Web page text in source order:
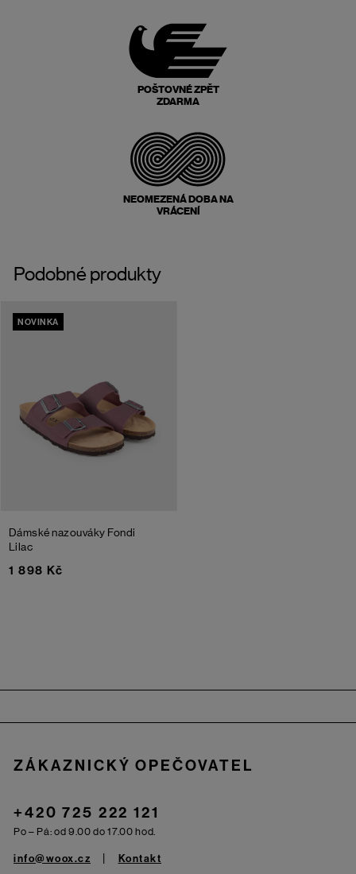
POŠTOVNÉ ZPĚT
ZDARMA
NEOMEZENÁ DOBA NA
VRÁCENÍ
Podobné produkty
NOVINKA
Dámské nazouváky Fondi
Lilac
1 898 Kč
ZÁKAZNICKÝ OPEČOVATEL
+420 725 222 121
Po – Pá: od 9.00 do 17.00 hod.
info@woox.cz Kontakt